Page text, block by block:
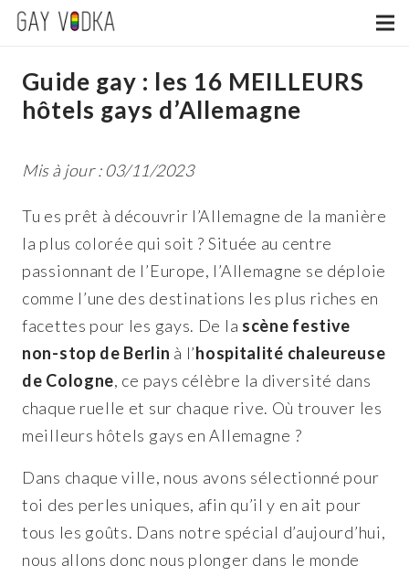
Guide gay : les 16 MEILLEURS
hôtels gays d’Allemagne
Mis à jour : 03/11/2023
Tu es prêt à découvrir l’Allemagne de la manière
la plus colorée qui soit ? Située au centre
passionnant de l’Europe, l’Allemagne se déploie
comme l’une des destinations les plus riches en
facettes pour les gays. De la scène festive
non-stop de Berlin à l’hospitalité chaleureuse
de Cologne, ce pays célèbre la diversité dans
chaque ruelle et sur chaque rive. Où trouver les
meilleurs hôtels gays en Allemagne ?
Dans chaque ville, nous avons sélectionné pour
toi des perles uniques, afin qu’il y en ait pour
tous les goûts. Dans notre spécial d’aujourd’hui,
nous allons donc nous plonger dans le monde